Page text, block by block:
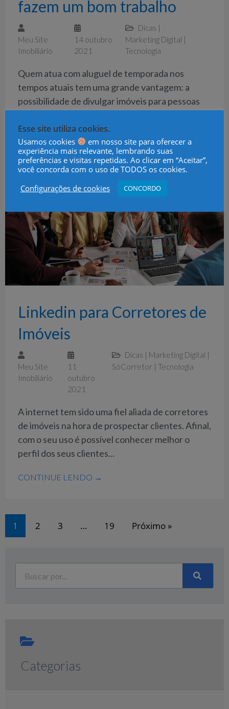
fazem um bom trabalho
Meu Site
Imobiliário
14 outubro
2021
Dicas |
Marketing Digital |
Tecnologia
Quem atua com aluguel de temporada nos
tempos atuais tem uma grande vantagem: a
possibilidade de divulgar imóveis para pessoas
associação de...
CONTINUE LENDO →
Linkedin para Corretores de
Imóveis
Meu Site
Imobiliário
11
outubro
2021
Dicas | Marketing Digital |
SóCorretor |Tecnologia
A internet tem sido uma fiel aliada de corretores
de imóveis na hora de prospectar clientes. Afinal,
com o seu uso é possível conhecer melhor o
perfil dos seus clientes...
CONTINUE LENDO →
1 2 3 … 19 Próximo »
Categorias
Esse site utiliza cookies.
Usamos cookies
em nosso site para oferecer a
experiência mais relevante, lembrando suas
preferências e visitas repetidas. Ao clicar em “Aceitar”,
você concorda com o uso de TODOS os cookies.
Configurações de cookies
CONCORDO